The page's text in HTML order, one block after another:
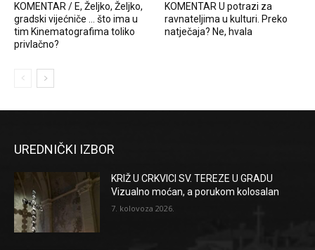
KOMENTAR / E, Željko, Željko,
gradski vijećniče … što ima u
tim Kinematografima toliko
privlačno?
KOMENTAR U potrazi za
ravnateljima u kulturi. Preko
natječaja? Ne, hvala
UREDNIČKI IZBOR
KRIŽ U CRKVICI SV. TEREZE U GRADU
Vizualno moćan, a porukom kolosalan
7. kolovoza 2026.